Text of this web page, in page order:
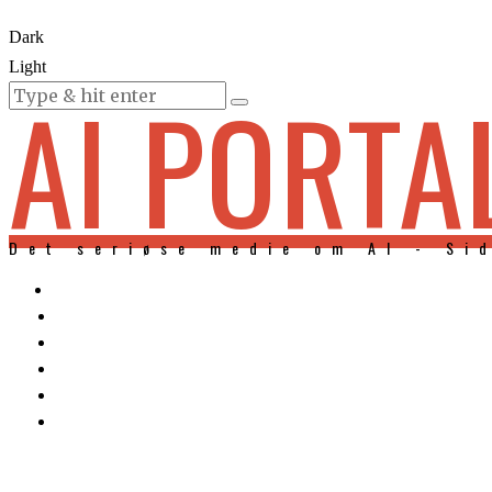
Dark
Light
KURSER
AI
Det seriøse medie om AI -